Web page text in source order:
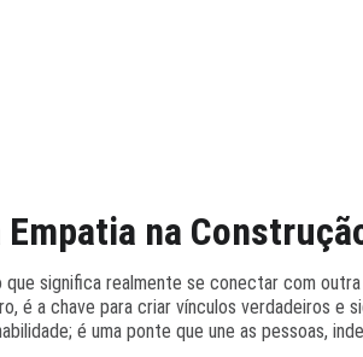
Empatia na
que significa realmente se conectar com
é a chave para criar vínculos verdadeiros e
é uma ponte que une as pessoas,